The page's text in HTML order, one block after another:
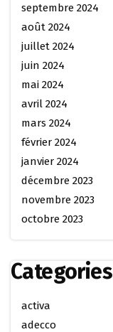
septembre 2024
août 2024
juillet 2024
juin 2024
mai 2024
avril 2024
mars 2024
février 2024
janvier 2024
décembre 2023
novembre 2023
octobre 2023
Categories
activa
adecco